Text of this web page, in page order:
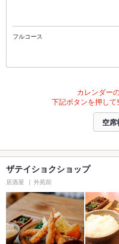
フルコース
カレンダー
下記ボタンを押して
空席
ザテイショクショップ
居酒屋 外苑前